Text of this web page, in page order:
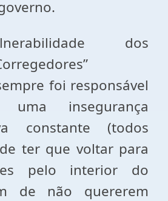
dos
foi responsável
insegurança
constante (todos
ter que voltar para
pelo interior do
de não quererem